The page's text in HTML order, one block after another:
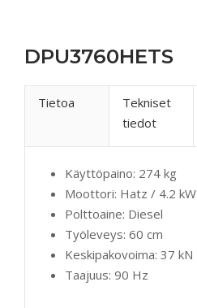
DPU3760HETS
Tietoa
Tekniset
tiedot
Käyttöpaino: 274 kg
Moottori: Hatz / 4.2 kW
Polttoaine: Diesel
Työleveys: 60 cm
Keskipakovoima: 37 kN
Taajuus: 90 Hz